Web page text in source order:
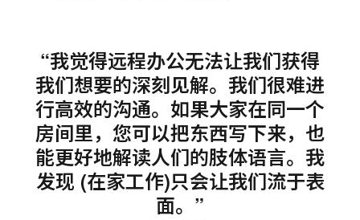
“我觉得远程办公无法让我们获得
我们想要的深刻见解。我们很难进
行高效的沟通。如果大家在同一个
房间里，您可以把东西写下来，也
能更好地解读人们的肢体语言。我
发现 (在家工作)只会让我们流于表
面。”